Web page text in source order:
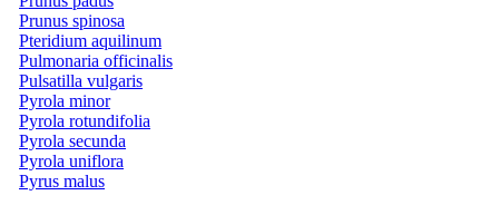
Prunus spinosa
Pteridium aquilinum
Pulmonaria officinalis
Pulsatilla vulgaris
Pyrola minor
Pyrola rotundifolia
Pyrola secunda
Pyrola uniflora
Pyrus malus